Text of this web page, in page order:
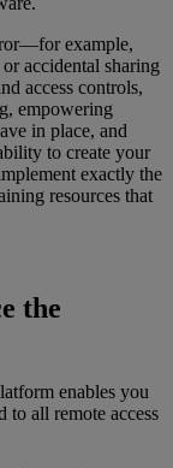
example,
accidental sharing
access controls,
empowering
in place, and
to create your
exactly the
resources that
the
enables you
to all remote access